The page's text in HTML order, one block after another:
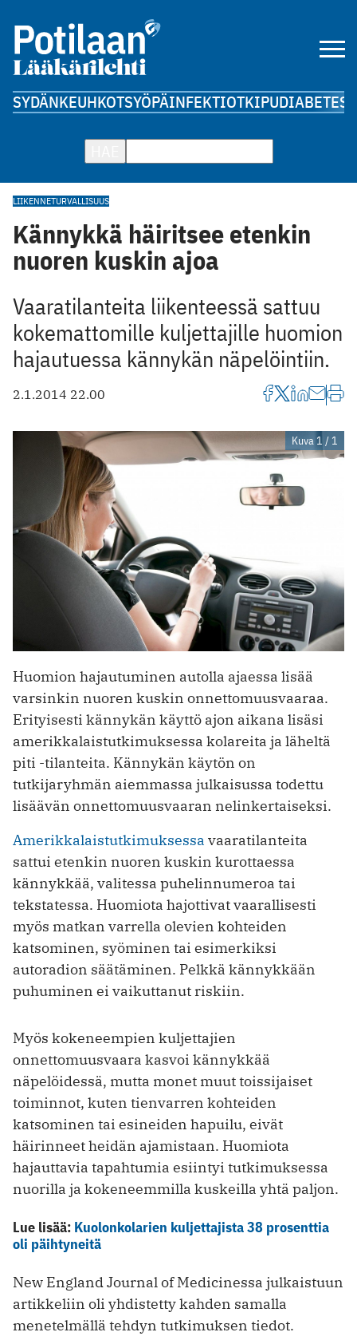
SYDÄNKEUHKOTSYÖPÄINFEKTIOTKIPUDIABETES
LIIKENNETURVALLISUUS
Kännykkä häiritsee etenkin
nuoren kuskin ajoa
Vaaratilanteita liikenteessä sattuu
kokemattomille kuljettajille huomion
hajautuessa kännykän näpelöintiin.
2.1.2014 22.00
Kuva 1 / 1
Huomion hajautuminen autolla ajaessa lisää
varsinkin nuoren kuskin onnettomuusvaaraa.
Erityisesti kännykän käyttö ajon aikana lisäsi
amerikkalaistutkimuksessa kolareita ja läheltä
piti -tilanteita. Kännykän käytön on
tutkijaryhmän aiemmassa julkaisussa todettu
lisäävän onnettomuusvaaran nelinkertaiseksi.
Amerikkalaistutkimuksessa vaaratilanteita
sattui etenkin nuoren kuskin kurottaessa
kännykkää, valitessa puhelinnumeroa tai
tekstatessa. Huomiota hajottivat vaarallisesti
myös matkan varrella olevien kohteiden
katsominen, syöminen tai esimerkiksi
autoradion säätäminen. Pelkkä kännykkään
puhuminen ei vaikuttanut riskiin.
Myös kokeneempien kuljettajien
onnettomuusvaara kasvoi kännykkää
näpelöidessä, mutta monet muut toissijaiset
toiminnot, kuten tienvarren kohteiden
katsominen tai esineiden hapuilu, eivät
häirinneet heidän ajamistaan. Huomiota
hajauttavia tapahtumia esiintyi tutkimuksessa
nuorilla ja kokeneemmilla kuskeilla yhtä paljon.
Lue lisää: Kuolonkolarien kuljettajista 38 prosenttia
oli päihtyneitä
New England Journal of Medicinessa julkaistuun
artikkeliin oli yhdistetty kahden samalla
menetelmällä tehdyn tutkimuksen tiedot.